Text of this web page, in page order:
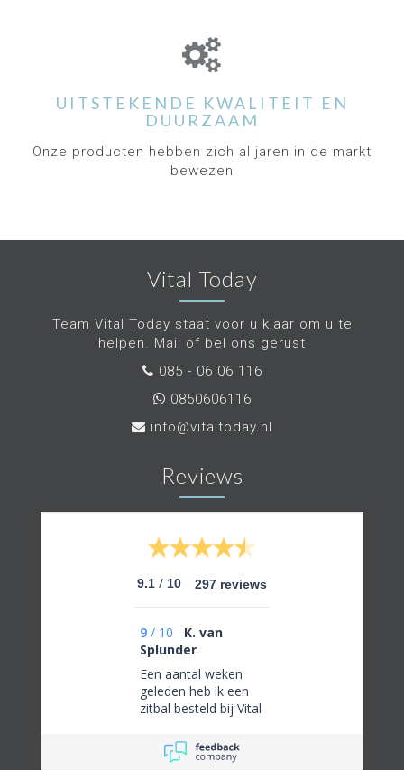
UITSTEKENDE KWALITEIT EN
DUURZAAM
Onze producten hebben zich al jaren in de markt
bewezen
Vital Today
Team Vital Today staat voor u klaar om u te
helpen. Mail of bel ons gerust
085 - 06 06 116
0850606116
info@vitaltoday.nl
Reviews
9.1 / 10 297 reviews
9 / 10
K. van
Splunder
Een aantal weken
geleden heb ik een
zitbal besteld bij Vital
was er iets mis
gegaan bij de